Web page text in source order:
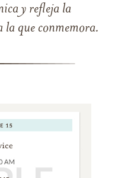
y refleja la
la que conmemora.